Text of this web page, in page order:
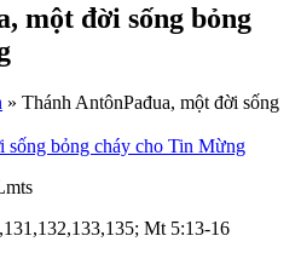
một đời sống bỏng
» Thánh AntônPađua, một đời sống
Mt 5:13-16